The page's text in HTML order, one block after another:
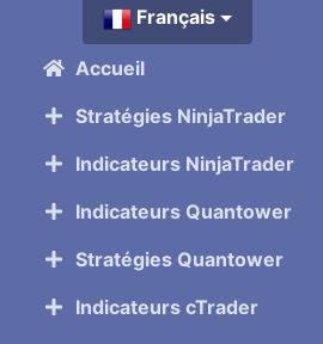
Français
Accueil
Stratégies NinjaTrader
Indicateurs NinjaTrader
Indicateurs Quantower
Stratégies Quantower
Indicateurs cTrader